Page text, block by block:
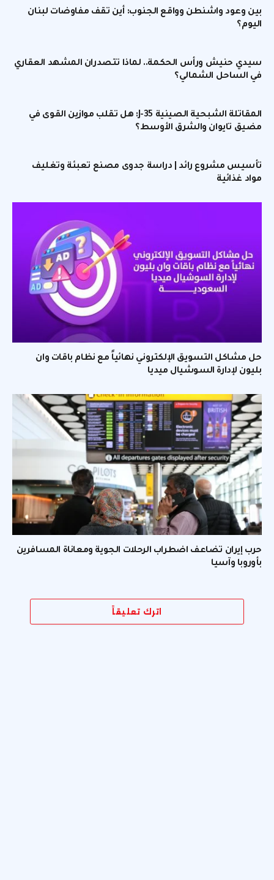
بين وعود واشنطن وواقع الجنوب: أين تقف مفاوضات لبنان
اليوم؟
سيدي حنيش ورأس الحكمة.. لماذا تتصدران المشهد العقاري
في الساحل الشمالي؟
المقاتلة الشبحية الصينية J-35: هل تقلب موازين القوى في
مضيق تايوان والشرق الأوسط؟
تأسيس مشروع رائد | دراسة جدوى مصنع تعبئة وتغليف
مواد غذائية
حل مشاكل التسويق الإلكتروني نهائياً مع نظام باقات وان
بليون لإدارة السوشيال ميديا
حرب إيران تضاعف اضطراب الرحلات الجوية ومعاناة المسافرين
بأوروبا وآسيا
اترك تعليقاً